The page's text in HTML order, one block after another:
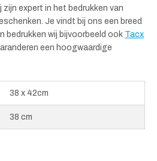
expert in het bedrukken van
Je vindt bij ons een breed
wij bijvoorbeeld ook Tacx
een hoogwaardige
38 x 42cm
38 cm